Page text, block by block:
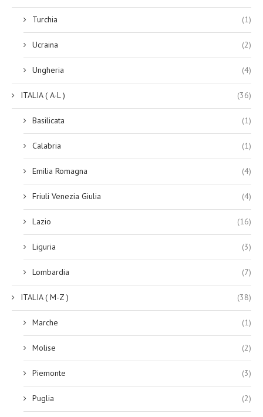
Turchia (1)
Ucraina (2)
Ungheria (4)
ITALIA ( A-L ) (36)
Basilicata (1)
Calabria (1)
Emilia Romagna (4)
Friuli Venezia Giulia (4)
Lazio (16)
Liguria (3)
Lombardia (7)
ITALIA ( M-Z ) (38)
Marche (1)
Molise (2)
Piemonte (3)
Puglia (2)